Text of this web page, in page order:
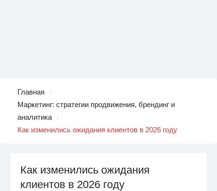
Главная
Маркетинг: стратегии продвижения, брендинг и
аналитика
Как изменились ожидания клиентов в 2026 году
Как изменились ожидания
клиентов в 2026 году